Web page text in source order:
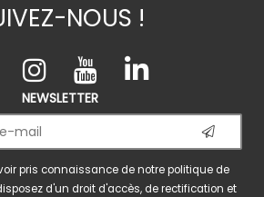
NOUS !
NEWSLETTER
pris connaissance de notrepolitique de
d'un droit d'accès, de rectification et